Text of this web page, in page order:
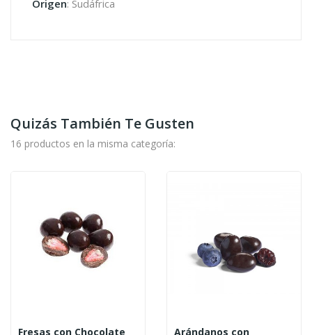
Origen: Sudáfrica
Quizás También Te Gusten
16 productos en la misma categoría:
Fresas con Chocolate
Arándanos con